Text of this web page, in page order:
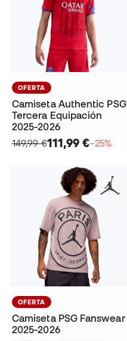
OFERTA
Camiseta Authentic PSG
Tercera Equipación
2025-2026
149,99 €111,99 €−25%
OFERTA
Camiseta PSG Fanswear
2025-2026